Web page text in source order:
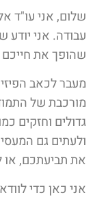
שלום, אני עו"ד
עבודה. אני
שהופך את
מעבר לכאב
מורכבת של
גדולים וחזקים
ולעתים גם
את תביעתכם,
אני כאן כדי